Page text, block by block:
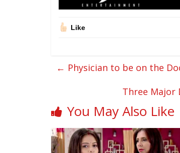
Like
← Physician to be on the
Three Major
You May Also Like